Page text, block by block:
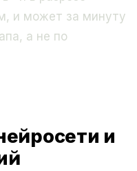
и может за минуту
а не по
и